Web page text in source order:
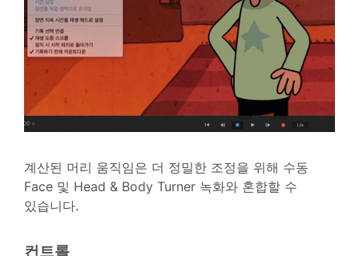
계산된 머리 움직임은 더 정밀한 조정을 위해 수동
Face 및 Head & Body Turner 녹화와 혼합할 수
있습니다.
컨트롤